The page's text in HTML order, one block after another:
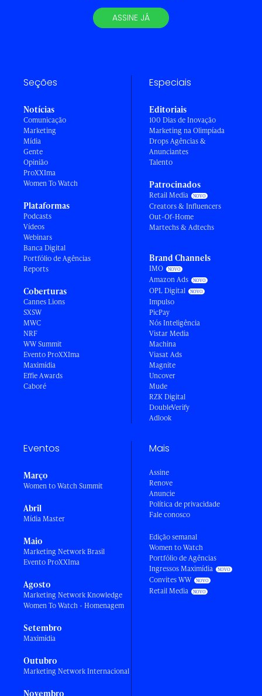
ASSINE JÁ
Seções
Notícias
Comunicação
Marketing
Mídia
Gente
Opinião
ProXXIma
Women To Watch
Plataformas
Podcasts
Vídeos
Webinars
Banca Digital
Portfólio de Agências
Reports
Coberturas
Cannes Lions
SXSW
MWC
NRF
WW Summit
Evento ProXXIma
Maximídia
Effie Awards
Caboré
Especiais
Editoriais
100 Dias de Inovação
Marketing na Olimpíada
Drops Agências &
Anunciantes
Talento
Patrocinados
Retail Media
Creators & Influencers
Out-Of-Home
Martechs & Adtechs
Brand Channels
IMO
Amazon Ads
OPL Digital
Impulso
PicPay
Nós Inteligência
Vistar Media
Machina
Viasat Ads
Magnite
Uncover
Mude
RZK Digital
DoubleVerify
Adlook
Eventos
Março
Women to Watch Summit
Abril
Mídia Master
Maio
Marketing Network Brasil
Evento ProXXIma
Agosto
Marketing Network Knowledge
Women To Watch - Homenagem
Setembro
Maximídia
Outubro
Marketing Network Internacional
Novembro
Mais
Assine
Renove
Anuncie
Política de privacidade
Fale conosco
Edição semanal
Women to Watch
Portfólio de Agências
Ingressos Maximídia
Convites WW
Retail Media